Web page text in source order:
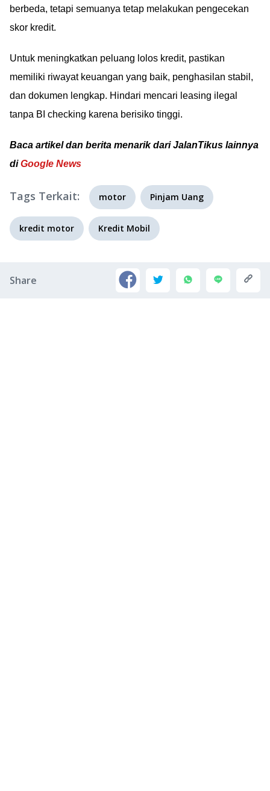
berbeda, tetapi semuanya tetap melakukan pengecekan
skor kredit.
Untuk meningkatkan peluang lolos kredit, pastikan
memiliki riwayat keuangan yang baik, penghasilan stabil,
dan dokumen lengkap. Hindari mencari leasing ilegal
tanpa BI checking karena berisiko tinggi.
Baca artikel dan berita menarik dari JalanTikus lainnya
diGoogle News
Tags Terkait: motor Pinjam Uang
kredit motor Kredit Mobil
Share